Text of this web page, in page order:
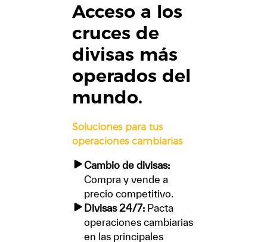
Acceso a los
cruces de
divisas más
operados del
mundo.
Soluciones para tus
operaciones cambiarias
Cambio de divisas:
Compra y vende a
precio competitivo.
Divisas 24/7:Pacta
operaciones cambiarias
en las principales